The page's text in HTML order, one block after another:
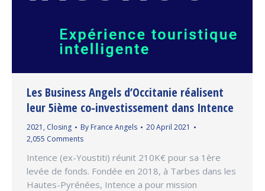
Les Business Angels d’Occitanie réalisent
leur 5ième co-investissement dans Intence
2021 , Closing By France Angels
20 April 2021
2,055 Comments
Intence (ex-Youstiti) réunit 210K€ pour sa 1ère
levée de fonds. Fondée en 2018, à Tarbes dans les
Hautes-Pyrénées, Intence a pour mission